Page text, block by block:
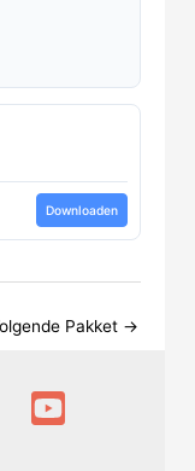
Downloaden
Pakket →